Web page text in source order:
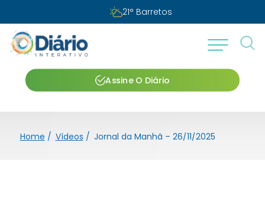
21° Barretos
Assine O Diário
Home / Vídeos / Jornal da Manhã – 26/11/2025